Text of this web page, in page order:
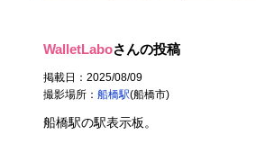
WalletLaboさんの投稿
掲載日：2025/08/09
撮影場所：船橋駅(船橋市)
船橋駅の駅表示板。